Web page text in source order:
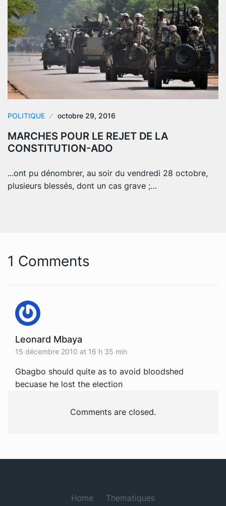
POLITIQUE octobre 29, 2016
MARCHES POUR LE REJET DE LA
CONSTITUTION-ADO
...ont pu dénombrer, au soir du vendredi 28 octobre,
plusieurs blessés, dont un cas grave ;…
1 Comments
Leonard Mbaya
15 décembre 2010 at 16 h 35 min
Gbagbo should quite as to avoid bloodshed
becuase he lost the election
Comments are closed.
Home
Thematiques